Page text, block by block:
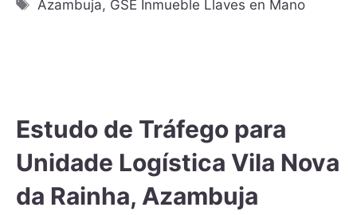
Azambuja, GSE Inmueble Llaves en Mano
Estudo de Tráfego para
Unidade Logística Vila Nova
da Rainha, Azambuja